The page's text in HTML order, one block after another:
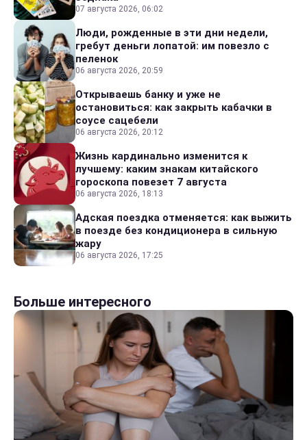
07 августа 2026, 06:02
Люди, рожденные в эти дни недели,
гребут деньги лопатой: им повезло с
пеленок
06 августа 2026, 20:59
Открываешь банку и уже не
остановиться: как закрыть кабачки в
соусе сацебели
06 августа 2026, 20:12
Жизнь кардинально изменится к
лучшему: каким знакам китайского
гороскопа повезет 7 августа
06 августа 2026, 18:13
Адская поездка отменяется: как выжить
в поезде без кондиционера в сильную
жару
06 августа 2026, 17:25
Больше интересного